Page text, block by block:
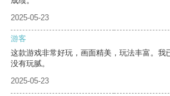
2025-05-23
游客
这款游戏非常好玩，画面精美，玩法丰富。我
没有玩腻。
2025-05-23